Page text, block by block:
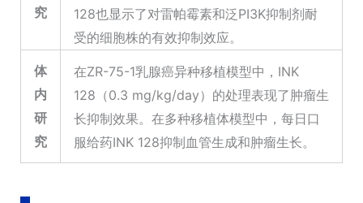
究
128也显示了对雷帕霉素和泛PI3K抑制剂耐
受的细胞株的有效抑制效应。
体
内
研
究
在ZR-75-1乳腺癌异种移植模型中，INK
128（0.3 mg/kg/day）的处理表现了肿瘤生
长抑制效果。在多种移植体模型中，每日口
服给药INK 128抑制血管生成和肿瘤生长。